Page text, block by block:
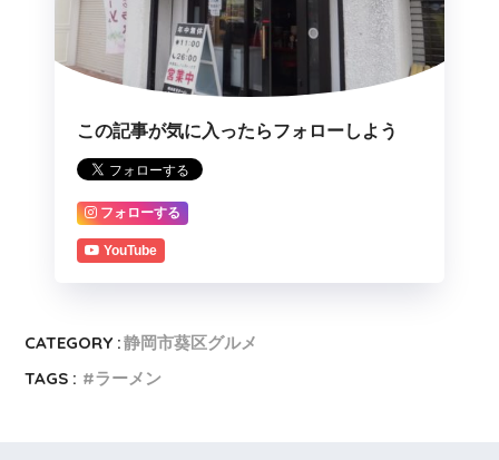
この記事が気に入ったらフォローしよう
フォローする
YouTube
CATEGORY :静岡市葵区グルメ
TAGS :
ラーメン